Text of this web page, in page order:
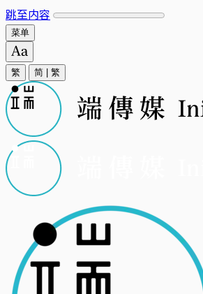
跳至内容
菜单
繁 简 繁